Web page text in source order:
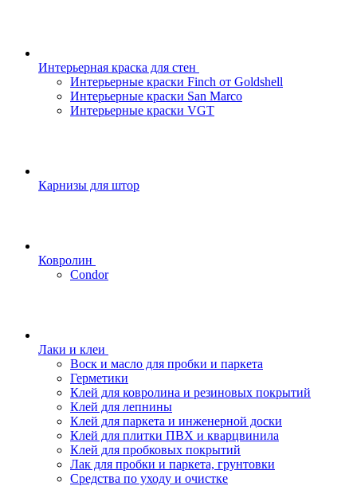
Интерьерная краска для стен
Интерьерные краски Finch от Goldshell
Интерьерные краски San Marco
Интерьерные краски VGT
Карнизы для штор
Ковролин
Condor
Лаки и клеи
Воск и масло для пробки и паркета
Герметики
Клей для ковролина и резиновых покрытий
Клей для лепнины
Клей для паркета и инженерной доски
Клей для плитки ПВХ и кварцвинила
Клей для пробковых покрытий
Лак для пробки и паркета, грунтовки
Средства по уходу и очистке